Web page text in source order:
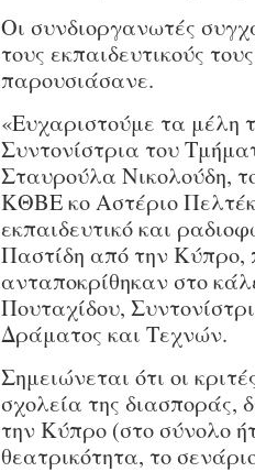
Οι συνδιοργανωτές
τους εκπαιδευτικούς
παρουσιάσανε.
«Ευχαριστούμε τα μέλη
Συντονίστρια του
Σταυρούλα Νικολούδη,
ΚΘΒΕ κο Αστέριο
εκπαιδευτικό και
Παστίδη από την
ανταποκρίθηκαν στο
Πουταχίδου,
Δράματος και Τεχνών.
Σημειώνεται ότι οι
σχολεία της διασποράς,
την Κύπρο (στο σύνολο
θεατρικότητα, το